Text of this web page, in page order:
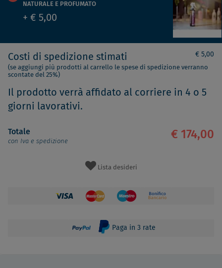
NATURALE E PROFUMATO
+ € 5,00
Costi di spedizione stimati € 5,00
(se aggiungi più prodotti al carrello le spese di spedizione verranno
scontate del 25%)
Il prodotto verrà affidato al corriere in 4 o 5
giorni lavorativi.
Totale
con Iva e spedizione
€ 174,00
Lista desideri
Paga in 3 rate